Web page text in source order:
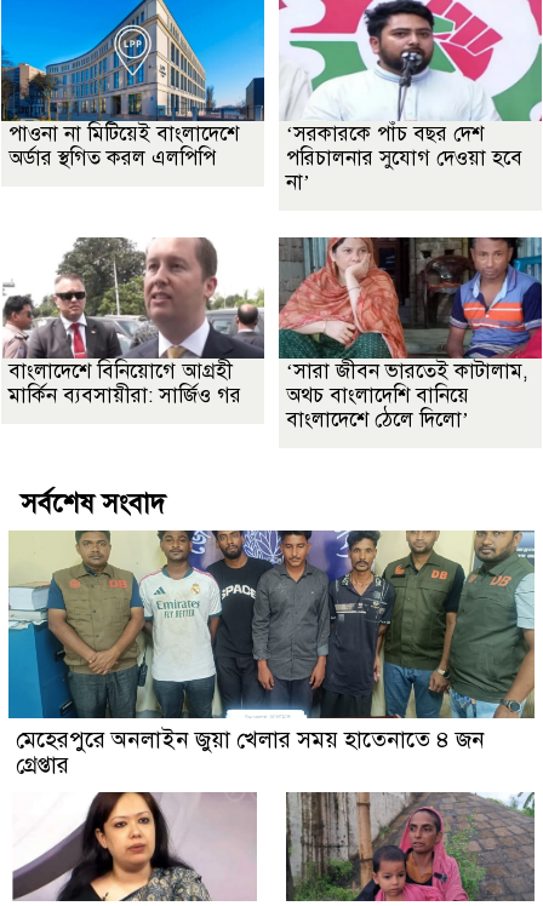
পাওনা না মিটিয়েই বাংলাদেশে
অর্ডার স্থগিত করল এলপিপি
‘সরকারকে পাঁচ বছর দেশ
পরিচালনার সুযোগ দেওয়া হবে
না’
বাংলাদেশে বিনিয়োগে আগ্রহী
মার্কিন ব্যবসায়ীরা: সার্জিও গর
‘সারা জীবন ভারতেই কাটালাম,
অথচ বাংলাদেশি বানিয়ে
বাংলাদেশে ঠেলে দিলো’
সর্বশেষ সংবাদ
মেহেরপুরে অনলাইন জুয়া খেলার সময় হাতেনাতে ৪ জন
গ্রেপ্তার